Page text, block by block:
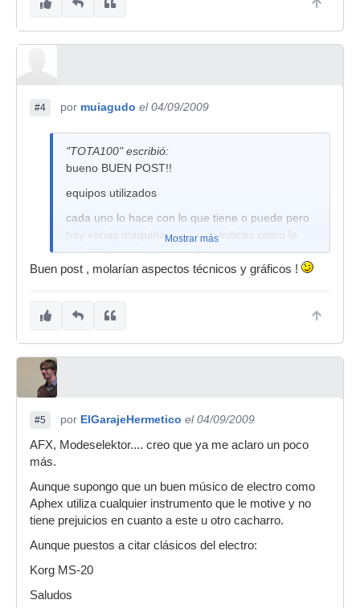
#4 por muiagudo el 04/09/2009
"TOTA100" escribió:
bueno BUEN POST!!
equipos utilizados
cada uno lo hace con lo que tiene o puede pero
hay varias maquinas que son miticas como la
808,909,dmx,mpc,jupiter 8,sh
101,moogs,vocoder roland svc 350,etc....o
Mostrar más
Buen post , molarían aspectos técnicos y gráficos !
#5 por ElGarajeHermetico el 04/09/2009
AFX, Modeselektor.... creo que ya me aclaro un poco
más.
Aunque supongo que un buen músico de electro como
Aphex utiliza cualquier instrumento que le motive y no
tiene prejuicios en cuanto a este u otro cacharro.
Aunque puestos a citar clásicos del electro:
Korg MS-20
Saludos